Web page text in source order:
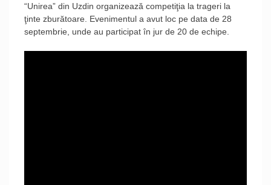
“Unirea” din Uzdin organizează competiţia la trageri la
ţinte zburătoare. Evenimentul a avut loc pe data de 28
septembrie, unde au participat în jur de 20 de echipe.